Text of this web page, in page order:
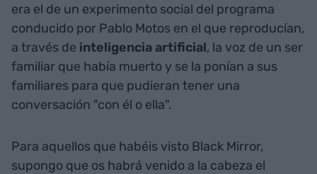
era el de un experimento social del programa
conducido por Pablo Motos en el que reproducían,
a través de inteligencia artificial, la voz de un ser
familiar que había muerto y se la ponían a sus
familiares para que pudieran tener una
conversación "con él o ella".
Para aquellos que habéis visto Black Mirror,
supongo que os habrá venido a la cabeza el